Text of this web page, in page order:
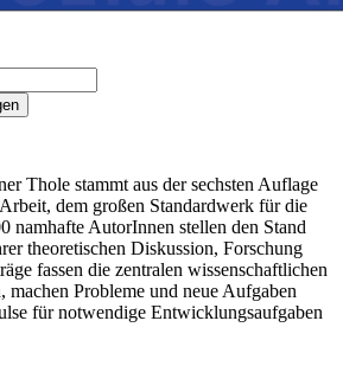
Thole stammt aus der sechsten Auflage
dem großen Standardwerk für die
namhafte AutorInnen stellen den Stand
theoretischen Diskussion, Forschung
fassen die zentralen wissenschaftlichen
machen Probleme und neue Aufgaben
für notwendige Entwicklungsaufgaben